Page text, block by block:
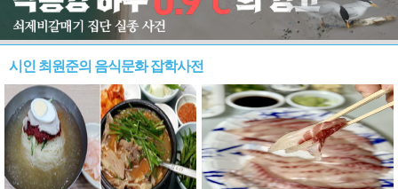
시인 최원준의 음식문화 잡학사전